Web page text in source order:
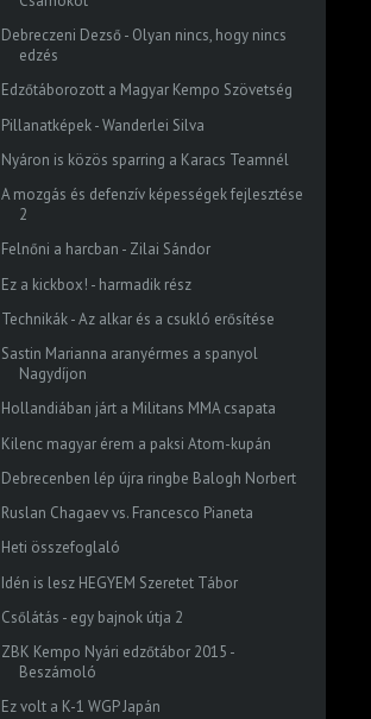
Debreczeni Dezső - Olyan nincs, hogy nincs
edzés
Edzőtáborozott a Magyar Kempo Szövetség
Pillanatképek - Wanderlei Silva
Nyáron is közös sparring a Karacs Teamnél
A mozgás és defenzív képességek fejlesztése
2
Felnőni a harcban - Zilai Sándor
Ez a kickbox! - harmadik rész
Technikák - Az alkar és a csukló erősítése
Sastin Marianna aranyérmes a spanyol
Nagydíjon
Hollandiában járt a Militans MMA csapata
Kilenc magyar érem a paksi Atom-kupán
Debrecenben lép újra ringbe Balogh Norbert
Ruslan Chagaev vs. Francesco Pianeta
Heti összefoglaló
Idén is lesz HEGYEM Szeretet Tábor
Csőlátás - egy bajnok útja 2
ZBK Kempo Nyári edzőtábor 2015 -
Beszámoló
Ez volt a K-1 WGP Japán